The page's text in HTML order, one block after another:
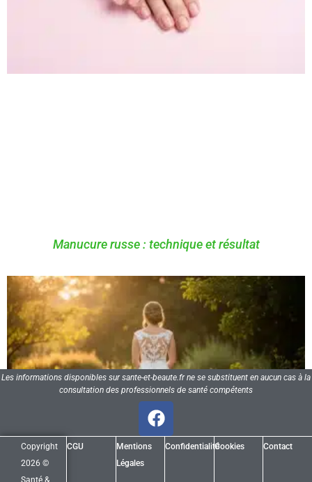
Manucure russe : technique et résultat
Les informations disponibles sur sante-et-beaute.fr ne se substituent en aucun cas à la
consultation des professionnels de santé compétents
Copyright
2026 ©
Santé &
CGU
Mentions
Légales
ConfidentialitéCookies Contact